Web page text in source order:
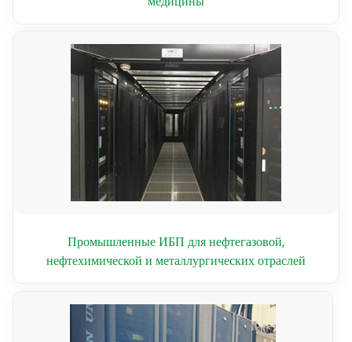
Промышленные ИБП для нефтегазовой,
нефтехимической и металлургических отраслей